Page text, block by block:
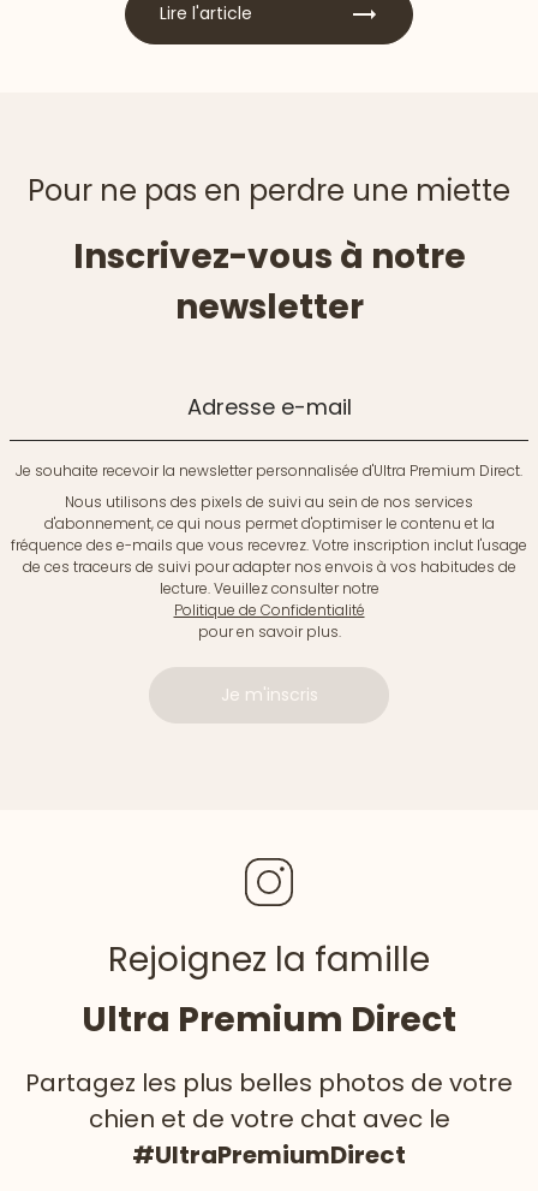
Lire l'article
Pour ne pas en perdre une miette
Inscrivez-vous à notre
newsletter
Adresse e-mail
Je souhaite recevoir la newsletter personnalisée d'Ultra Premium Direct.
Nous utilisons des pixels de suivi au sein de nos services
d'abonnement, ce qui nous permet d'optimiser le contenu et la
fréquence des e-mails que vous recevrez. Votre inscription inclut l'usage
de ces traceurs de suivi pour adapter nos envois à vos habitudes de
lecture. Veuillez consulter notre
Politique de Confidentialité
pour en savoir plus.
Je m'inscris
Rejoignez la famille
Ultra Premium Direct
Partagez les plus belles photos de votre
chien et de votre chat avec le
#UltraPremiumDirect